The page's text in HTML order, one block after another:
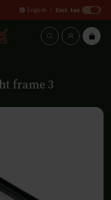
English Excl. tax
frame 3